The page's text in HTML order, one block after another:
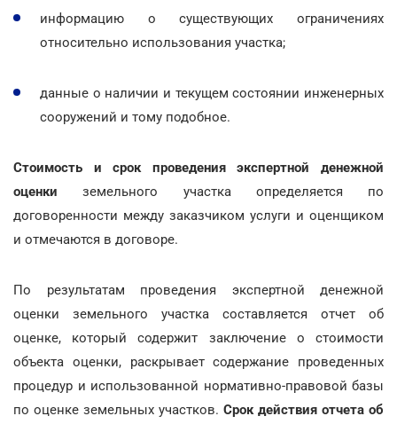
информацию о существующих ограничениях
относительно использования участка;
данные о наличии и текущем состоянии инженерных
сооружений и тому подобное.
Стоимость и срок проведения экспертной денежной
оценкиземельного участка определяется по
договоренности между заказчиком услуги и оценщиком
и отмечаются в договоре.
По результатам проведения экспертной денежной
оценки земельного участка составляется отчет об
оценке, который содержит заключение о стоимости
объекта оценки, раскрывает содержание проведенных
процедур и использованной нормативно-правовой базы
по оценке земельных участков. Срок действия отчета об